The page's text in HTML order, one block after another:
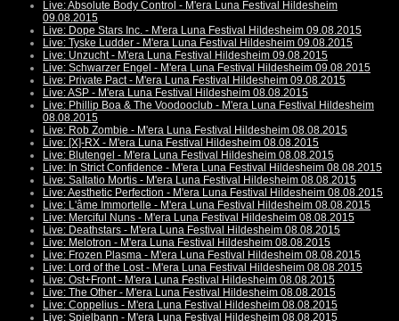
Live: Absolute Body Control - M'era Luna Festival Hildesheim
09.08.2015
Live: Dope Stars Inc. - M'era Luna Festival Hildesheim 09.08.2015
Live: Tyske Ludder - M'era Luna Festival Hildesheim 09.08.2015
Live: Unzucht - M'era Luna Festival Hildesheim 09.08.2015
Live: Schwarzer Engel - M'era Luna Festival Hildesheim 09.08.2015
Live: Private Pact - M'era Luna Festival Hildesheim 09.08.2015
Live: ASP - M'era Luna Festival Hildesheim 08.08.2015
Live: Phillip Boa & The Voodooclub - M'era Luna Festival Hildesheim
08.08.2015
Live: Rob Zombie - M'era Luna Festival Hildesheim 08.08.2015
Live: [X]-RX - M'era Luna Festival Hildesheim 08.08.2015
Live: Blutengel - M'era Luna Festival Hildesheim 08.08.2015
Live: In Strict Confidence - M'era Luna Festival Hildesheim 08.08.2015
Live: Saltatio Mortis - M'era Luna Festival Hildesheim 08.08.2015
Live: Aesthetic Perfection - M'era Luna Festival Hildesheim 08.08.2015
Live: L'âme Immortelle - M'era Luna Festival Hildesheim 08.08.2015
Live: Merciful Nuns - M'era Luna Festival Hildesheim 08.08.2015
Live: Deathstars - M'era Luna Festival Hildesheim 08.08.2015
Live: Melotron - M'era Luna Festival Hildesheim 08.08.2015
Live: Frozen Plasma - M'era Luna Festival Hildesheim 08.08.2015
Live: Lord of the Lost - M'era Luna Festival Hildesheim 08.08.2015
Live: Ost+Front - M'era Luna Festival Hildesheim 08.08.2015
Live: The Other - M'era Luna Festival Hildesheim 08.08.2015
Live: Coppelius - M'era Luna Festival Hildesheim 08.08.2015
Live: Spielbann - M'era Luna Festival Hildesheim 08.08.2015